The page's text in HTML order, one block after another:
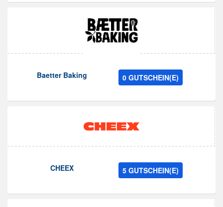
Baetter Baking 0 GUTSCHEIN(E)
CHEEX 5 GUTSCHEIN(E)